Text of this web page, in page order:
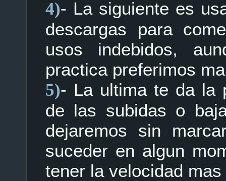
4)- La siguiente es
descargas para
usos indebidos,
practica preferimos
5)- La ultima te da la
de las subidas o
dejaremos sin
suceder en algun
tener la velocidad